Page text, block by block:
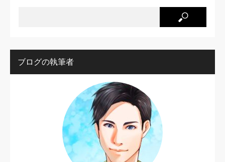
ブログの執筆者